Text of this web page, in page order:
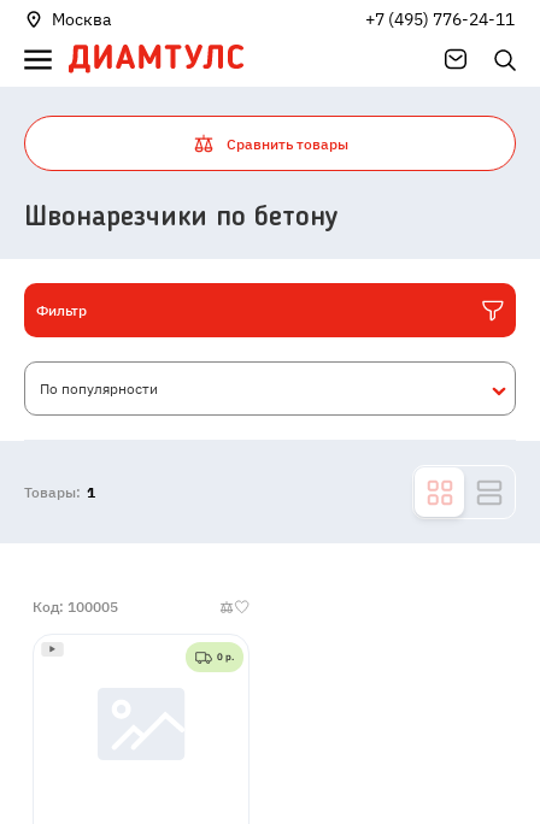
Москва +7 (495) 776-24-11
Сравнить товары
Швонарезчики по бетону
Фильтр
По популярности
Товары: 1
Код: 100005
0 р.